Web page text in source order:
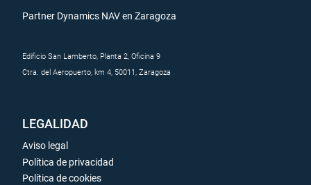
Partner Dynamics NAV en Zaragoza
Edificio San Lamberto, Planta 2, Oficina 9
Ctra. del Aeropuerto, km 4, 50011, Zaragoza
LEGALIDAD
Aviso legal
Política de privacidad
Política de cookies